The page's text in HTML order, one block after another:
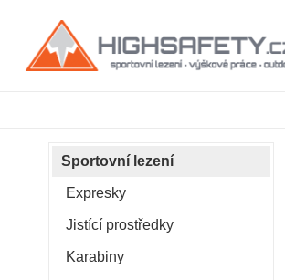
Sportovní lezení
Expresky
Jistící prostředky
Karabiny